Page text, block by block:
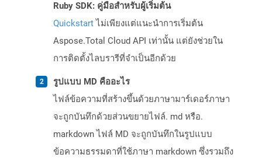
Ruby SDK: คู่มือสำหรับผู้เริ่มต้น
Quickstartไม่เพียงแต่แนะนำการเริ่มต้น
Aspose.Total Cloud API เท่านั้น แต่ยังช่วยใน
การติดตั้งไลบรารีที่จำเป็นอีกด้วย
รูปแบบ MD คืออะไร
ไฟล์ข้อความที่สร้างขึ้นด้วยภาษามาร์เดอร์ภาษา
จะถูกบันทึกด้วยส่วนขยายไฟล์. md หรือ.
markdown ไฟล์ MD จะถูกบันทึกในรูปแบบ
ข้อความธรรมดาที่ใช้ภาษา markdown ซึ่งรวมถึง